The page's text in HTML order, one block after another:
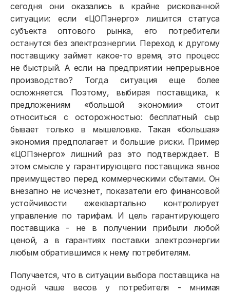
сегодня они оказались в крайне рискованной
ситуации: если «ЦОПэнерго» лишится статуса
субъекта оптового рынка, его потребители
останутся без электроэнергии. Переход к другому
поставщику займет какое-то время, это процесс
не быстрый. А если на предприятии непрерывное
производство? Тогда ситуация еще более
осложняется. Поэтому, выбирая поставщика, к
предложениям «большой экономии» стоит
относиться с осторожностью: бесплатный сыр
бывает только в мышеловке. Такая «большая»
экономия предполагает и большие риски. Пример
«ЦОПэнерго» лишний раз это подтверждает. В
этом смысле у гарантирующего поставщика явное
преимущество перед коммерческими сбытами. Он
внезапно не исчезнет, показатели его финансовой
устойчивости ежеквар­тально контролирует
управление по тарифам. И цель гарантирующего
поставщика - не в получении прибы­ли любой
ценой, а в гарантиях по­ставки электроэнергии
любым обратившимся к нему потребителям.
Получается, что в ситуации выбора поставщика на
одной чаше весов у потребителя - мнимая